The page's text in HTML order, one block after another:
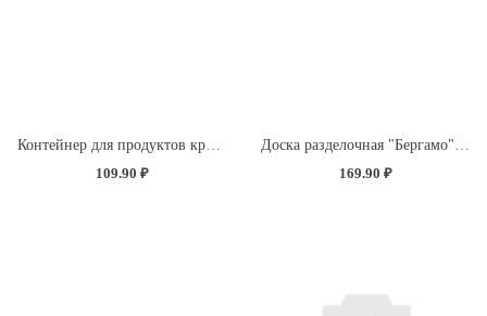
Контейнер для продуктов круглый 0,85л (светло-розовый)
109.90 ₽
Доска разделочная "Бергамо" прямоугольная 260x155x3,5мм с декором "Розы" (светло-розовый)
169.90 ₽